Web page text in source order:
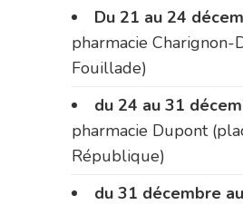
Du 21 au 24
pharmacie Charignon-
Fouillade)
du 24 au 31
pharmacie Dupont
République)
du 31 décembre